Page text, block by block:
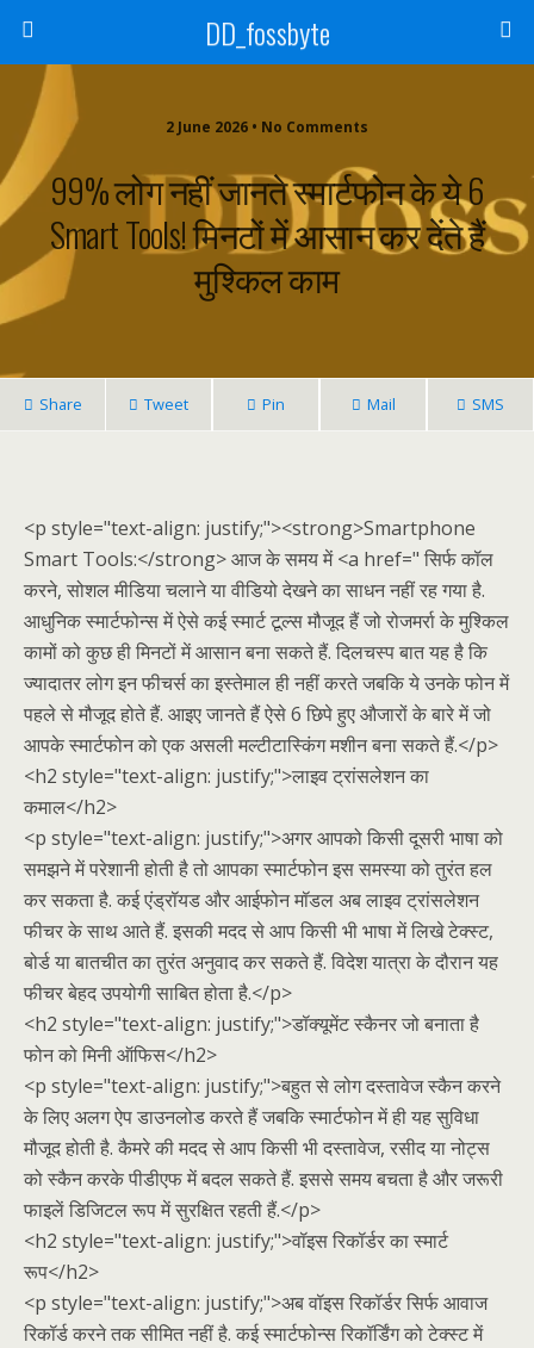
DD_fossbyte
2 June 2026 • No Comments
99% लोग नहीं जानते स्मार्टफोन के ये 6
Smart Tools! मिनटों में आसान कर देंते हैं
मुश्किल काम
Share Tweet Pin Mail SMS
<p style="text-align: justify;"><strong>Smartphone
Smart Tools:</strong> आज के समय में <a href=" सिर्फ कॉल
करने, सोशल मीडिया चलाने या वीडियो देखने का साधन नहीं रह गया है.
आधुनिक स्मार्टफोन्स में ऐसे कई स्मार्ट टूल्स मौजूद हैं जो रोजमर्रा के मुश्किल
कामों को कुछ ही मिनटों में आसान बना सकते हैं. दिलचस्प बात यह है कि
ज्यादातर लोग इन फीचर्स का इस्तेमाल ही नहीं करते जबकि ये उनके फोन में
पहले से मौजूद होते हैं. आइए जानते हैं ऐसे 6 छिपे हुए औजारों के बारे में जो
आपके स्मार्टफोन को एक असली मल्टीटास्किंग मशीन बना सकते हैं.</p>
<h2 style="text-align: justify;">लाइव ट्रांसलेशन का
कमाल</h2>
<p style="text-align: justify;">अगर आपको किसी दूसरी भाषा को
समझने में परेशानी होती है तो आपका स्मार्टफोन इस समस्या को तुरंत हल
कर सकता है. कई एंड्रॉयड और आईफोन मॉडल अब लाइव ट्रांसलेशन
फीचर के साथ आते हैं. इसकी मदद से आप किसी भी भाषा में लिखे टेक्स्ट,
बोर्ड या बातचीत का तुरंत अनुवाद कर सकते हैं. विदेश यात्रा के दौरान यह
फीचर बेहद उपयोगी साबित होता है.</p>
<h2 style="text-align: justify;">डॉक्यूमेंट स्कैनर जो बनाता है
फोन को मिनी ऑफिस</h2>
<p style="text-align: justify;">बहुत से लोग दस्तावेज स्कैन करने
के लिए अलग ऐप डाउनलोड करते हैं जबकि स्मार्टफोन में ही यह सुविधा
मौजूद होती है. कैमरे की मदद से आप किसी भी दस्तावेज, रसीद या नोट्स
को स्कैन करके पीडीएफ में बदल सकते हैं. इससे समय बचता है और जरूरी
फाइलें डिजिटल रूप में सुरक्षित रहती हैं.</p>
<h2 style="text-align: justify;">वॉइस रिकॉर्डर का स्मार्ट
रूप</h2>
<p style="text-align: justify;">अब वॉइस रिकॉर्डर सिर्फ आवाज
रिकॉर्ड करने तक सीमित नहीं है. कई स्मार्टफोन्स रिकॉर्डिंग को टेक्स्ट में